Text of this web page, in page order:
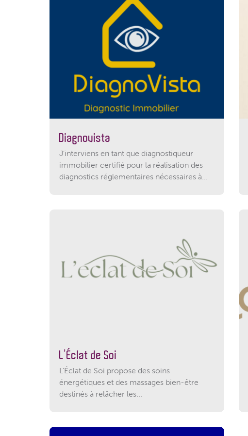
Diagnovista
J’interviens en tant que diagnostiqueur
immobilier certifié pour la réalisation des
diagnostics réglementaires nécessaires à...
L’Éclat de Soi
L’Éclat de Soi propose des soins
énergétiques et des massages bien-être
destinés à relâcher les...